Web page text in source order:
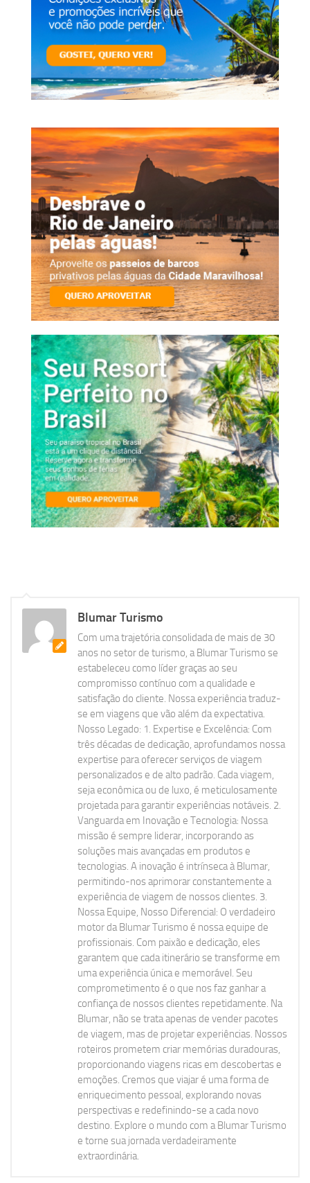
Blumar Turismo
Com uma trajetória consolidada de mais de 30
anos no setor de turismo, a Blumar Turismo se
estabeleceu como líder graças ao seu
compromisso contínuo com a qualidade e
satisfação do cliente. Nossa experiência traduz-
se em viagens que vão além da expectativa.
Nosso Legado: 1. Expertise e Excelência: Com
três décadas de dedicação, aprofundamos nossa
expertise para oferecer serviços de viagem
personalizados e de alto padrão. Cada viagem,
seja econômica ou de luxo, é meticulosamente
projetada para garantir experiências notáveis. 2.
Vanguarda em Inovação e Tecnologia: Nossa
missão é sempre liderar, incorporando as
soluções mais avançadas em produtos e
tecnologias. A inovação é intrínseca à Blumar,
permitindo-nos aprimorar constantemente a
experiência de viagem de nossos clientes. 3.
Nossa Equipe, Nosso Diferencial: O verdadeiro
motor da Blumar Turismo é nossa equipe de
profissionais. Com paixão e dedicação, eles
garantem que cada itinerário se transforme em
uma experiência única e memorável. Seu
comprometimento é o que nos faz ganhar a
confiança de nossos clientes repetidamente. Na
Blumar, não se trata apenas de vender pacotes
de viagem, mas de projetar experiências. Nossos
roteiros prometem criar memórias duradouras,
proporcionando viagens ricas em descobertas e
emoções. Cremos que viajar é uma forma de
enriquecimento pessoal, explorando novas
perspectivas e redefinindo-se a cada novo
destino. Explore o mundo com a Blumar Turismo
e torne sua jornada verdadeiramente
extraordinária.